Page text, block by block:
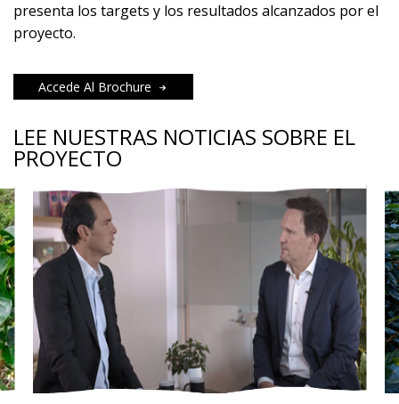
presenta los targets y los resultados alcanzados por el
proyecto.
Accede Al Brochure
LEE NUESTRAS NOTICIAS SOBRE EL
PROYECTO